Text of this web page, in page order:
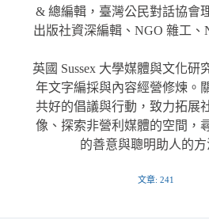
& 總編輯，臺灣公民對話協會
出版社資深編輯、NGO 雜工、
英國 Sussex 大學媒體與文化研
年文字編採與內容經營修煉。
共好的倡議與行動，致力拓展
像、探索非營利媒體的空間，
的善意與聰明助人的方
文章: 241